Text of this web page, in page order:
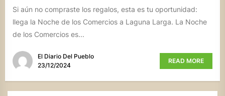
Si aún no compraste los regalos, esta es tu oportunidad:
llega la Noche de los Comercios a Laguna Larga. La Noche
de los Comercios es...
El Diario Del Pueblo
23/12/2024
READ MORE